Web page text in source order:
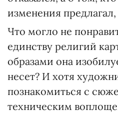
изменения предлагал,
Что могло не
единству религий
образами она
несет? И хотя
познакомиться с
техническим